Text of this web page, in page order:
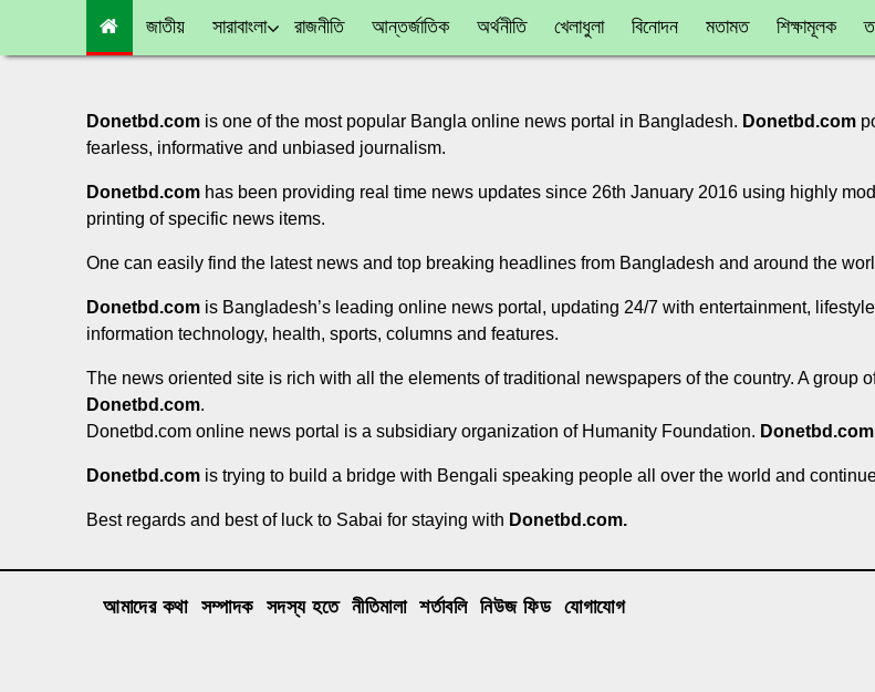
জাতীয় সারাবাংলা রাজনীতি আন্তর্জাতিক অর্থনীতি খেলাধুলা বিনোদন মতামত শিক্ষামূলক
Donetbd.com is one of the most popular Bangla online news portal in Bangladesh. Donetbd.com
fearless, informative and unbiased journalism.
Donetbd.com has been providing real time news updates since 26th January 2016 using highly
printing of specific news items.
One can easily find the latest news and top breaking headlines from Bangladesh and around the
Donetbd.com is Bangladesh’s leading online news portal, updating 24/7 with entertainment,
information technology, health, sports, columns and features.
The news oriented site is rich with all the elements of traditional newspapers of the country. A group
Donetbd.com.
Donetbd.com online news portal is a subsidiary organization of Humanity Foundation. Donetbd.com
Donetbd.com is trying to build a bridge with Bengali speaking people all over the world and
Best regards and best of luck to Sabai for staying with Donetbd.com.
আমাদের কথা সম্পাদক সদস্য হতে নীতিমালা শর্তাবলি নিউজ ফিড যোগাযোগ